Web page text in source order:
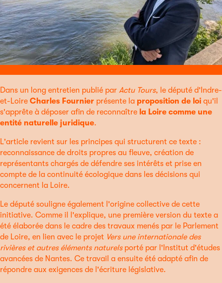
Dans un long entretien publié par Actu Tours, le député d'Indre-
et-Loire Charles Fournier présente la proposition de loi qu'il
s'apprête à déposer afin de reconnaître la Loire comme une
entité naturelle juridique.
L'article revient sur les principes qui structurent ce texte :
reconnaissance de droits propres au fleuve, création de
représentants chargés de défendre ses intérêts et prise en
compte de la continuité écologique dans les décisions qui
concernent la Loire.
Le député souligne également l'origine collective de cette
initiative. Comme il l'explique, une première version du texte a
été élaborée dans le cadre des travaux menés par le Parlement
de Loire, en lien avec le projet Vers une internationale des
rivières et autres éléments naturelsporté par l'Institut d'études
avancées de Nantes. Ce travail a ensuite été adapté afin de
répondre aux exigences de l'écriture législative.